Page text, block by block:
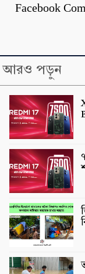
Facebook
আরও পড়ুন